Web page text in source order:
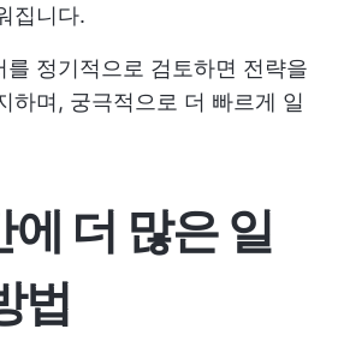
집니다.
를 정기적으로 검토하면 전략을
하며, 궁극적으로 더 빠르게 일
더 많은 일
법